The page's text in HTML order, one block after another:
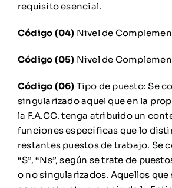
requisito esencial.
Código (04) Nivel de
Código (05) Nivel de
Código (06) Tipo de puesto: Se
singularizado aquel que en la
la F.A.CC. tenga atribuido un
funciones específicas que lo
restantes puestos de trabajo. Se
“S”, “Ns”, según se trate de
o no singularizados. Aquellos que